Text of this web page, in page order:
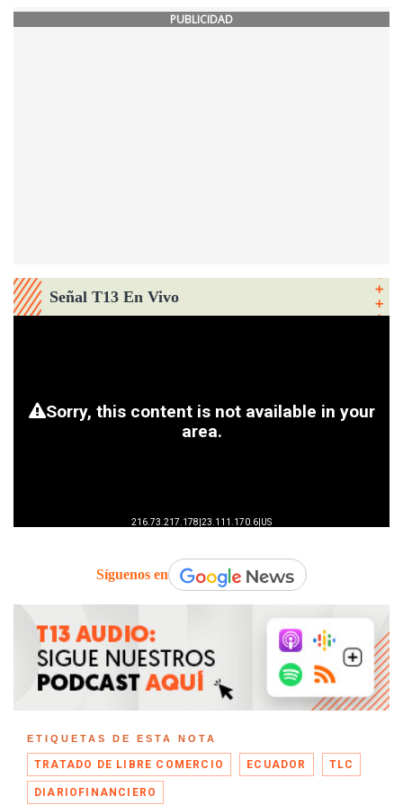
PUBLICIDAD
Señal T13 En Vivo
Síguenos en
ETIQUETAS DE ESTA NOTA
TRATADO DE LIBRE COMERCIO ECUADOR TLC
DIARIOFINANCIERO